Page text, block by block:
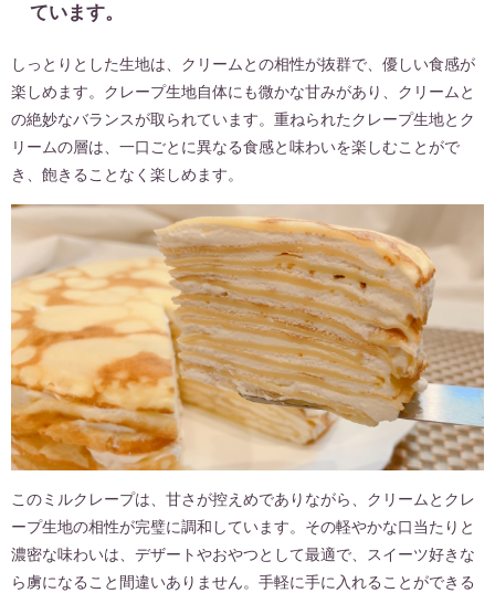
ています。
しっとりとした生地は、クリームとの相性が抜群で、優しい食感が
楽しめます。クレープ生地自体にも微かな甘みがあり、クリームと
の絶妙なバランスが取られています。重ねられたクレープ生地とク
リームの層は、一口ごとに異なる食感と味わいを楽しむことがで
き、飽きることなく楽しめます。
このミルクレープは、甘さが控えめでありながら、クリームとクレ
ープ生地の相性が完璧に調和しています。その軽やかな口当たりと
濃密な味わいは、デザートやおやつとして最適で、スイーツ好きな
ら虜になること間違いありません。手軽に手に入れることができる